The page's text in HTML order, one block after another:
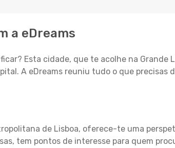
a eDreams
Esta cidade, que te acolhe na Grande
A eDreams reuniu tudo o que precisas
de Lisboa, oferece-te uma
tem pontos de interesse para quem